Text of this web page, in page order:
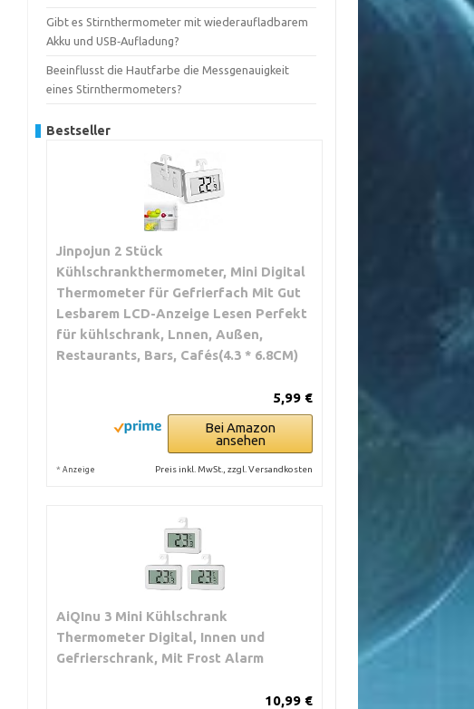
Gibt es Stirnthermometer mit wiederaufladbarem
Akku und USB‑Aufladung?
Beeinflusst die Hautfarbe die Messgenauigkeit
eines Stirnthermometers?
Bestseller
Jinpojun 2 Stück
Kühlschrankthermometer, Mini Digital
Thermometer für Gefrierfach Mit Gut
Lesbarem LCD-Anzeige Lesen Perfekt
für kühlschrank, Lnnen, Außen,
Restaurants, Bars, Cafés(4.3 * 6.8CM)
5,99 €
Bei Amazon
ansehen
* Anzeige Preis inkl. MwSt., zzgl. Versandkosten
AiQInu 3 Mini Kühlschrank
Thermometer Digital, Innen und
Gefrierschrank, Mit Frost Alarm
10,99 €